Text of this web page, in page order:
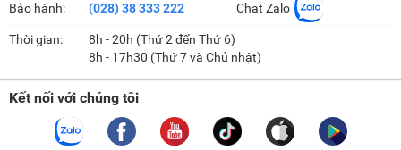
Bảo hành:
(028) 38 333 222
Chat Zalo
Thời gian:
8h - 20h (Thứ 2 đến Thứ 6)
8h - 17h30 (Thứ 7 và Chủ nhật)
Kết nối với chúng tôi